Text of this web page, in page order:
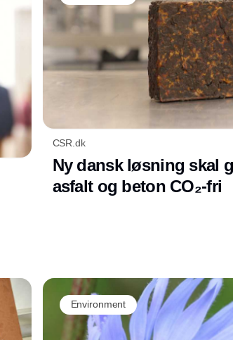
CSR.dk
Ny dansk løsning skal
asfalt og beton CO₂-fri
Environment